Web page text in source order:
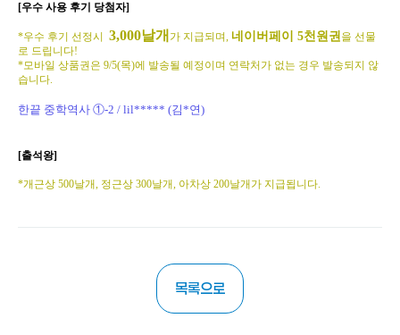
[우수 사용 후기 당첨자]
*우수 후기 선정시 3,000날개 가 지급되며, 네이버페이 5천원권을 선물
로 드립니다!
*모바일 상품권은 9/5(목)에 발송될 예정이며 연락처가 없는 경우 발송되지 않
습니다.
한끝 중학역사 ①-2 / lil***** (김*연)
[출석왕]
*개근상 500날개, 정근상 300날개, 아차상 200날개가 지급됩니다.
목록으로